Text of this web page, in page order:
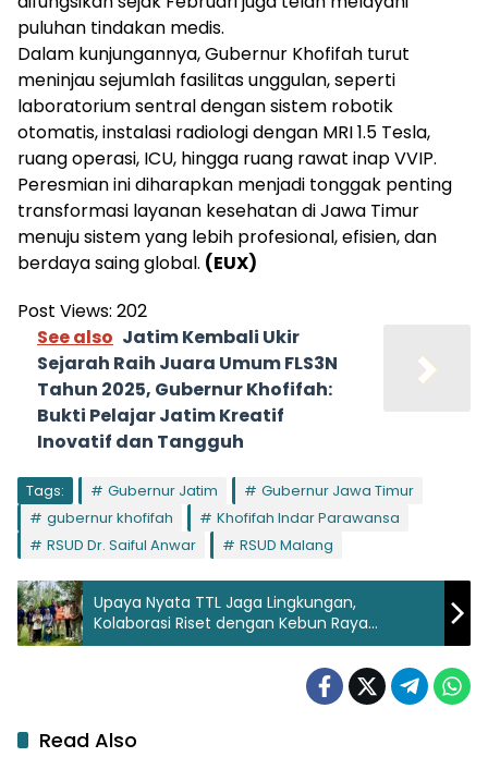
puluhan tindakan medis.
Dalam kunjungannya, Gubernur Khofifah turut
meninjau sejumlah fasilitas unggulan, seperti
laboratorium sentral dengan sistem robotik
otomatis, instalasi radiologi dengan MRI 1.5 Tesla,
ruang operasi, ICU, hingga ruang rawat inap VVIP.
Peresmian ini diharapkan menjadi tonggak penting
transformasi layanan kesehatan di Jawa Timur
menuju sistem yang lebih profesional, efisien, dan
berdaya saing global. (EUX)
Post Views: 202
See also Jatim Kembali Ukir
Sejarah Raih Juara Umum FLS3N
Tahun 2025, Gubernur Khofifah:
Bukti Pelajar Jatim Kreatif
Inovatif dan Tangguh
Tags: Gubernur Jatim
Gubernur Jawa Timur
gubernur khofifah
Khofifah Indar Parawansa
RSUD Dr. Saiful Anwar
RSUD Malang
Upaya Nyata TTL Jaga Lingkungan,
Kolaborasi Riset dengan Kebun Raya
Purwodadi
Read Also